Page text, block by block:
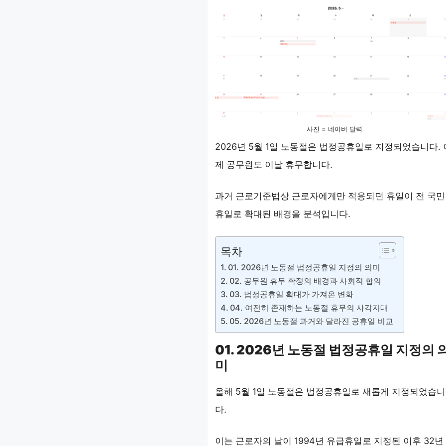
사진 = 네이버 달력
2026년 5월 1일 노동절은 법정공휴일로 지정되었습니다.
제 공무원도 이날 휴무합니다.
과거 근로기준법상 근로자에게만 적용되던 휴일이 전 국민
휴일로 확대된 배경을 분석입니다.
목차
01. 2026년 노동절 법정공휴일 지정의 의미
02. 공무원 휴무 확정의 배경과 사회적 합의
03. 법정공휴일 확대가 가져온 변화
04. 여전히 존재하는 노동절 휴무의 사각지대
05. 2026년 노동절 과거와 달라진 공휴일 비교
01. 2026년 노동절 법정공휴일 지정의
미
올해 5월 1일 노동절은 법정공휴일로 새롭게 지정되었습니
다.
이는 근로자의 날이 1994년 유급휴일로 지정된 이후 32년